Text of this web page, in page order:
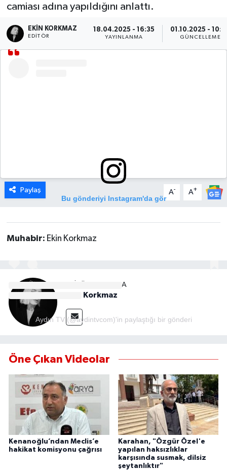
camiası adına yapıldığını anlattı.
EKIN KORKMAZ
EDITÖR
18.04.2025 - 16:35
YAYINLANMA
01.10.2025 -
GÜNCELLEME
Bu gönderiyi Instagram'da gör
Aydın TV (@aydintvcom)'in paylaştığı bir gönderi
Paylaş A- A+
Muhabir: Ekin Korkmaz
EDITÖR HAKKINDA
Ekin Korkmaz
Öne Çıkan Videolar
Kenanoğlu’ndan Meclis’e
hakikat komisyonu çağrısı
Karahan, "Özgür Özel'e
yapılan haksızlıklar
karşısında susmak, dilsiz
şeytanlıktır"
EKOLOJİ VE ÇEVRE
BİLİM VE TEKNOLOJİ
ÖZEL HABER
ŞİRKET HABERLERİ
TEKNOLOJİ
YEREL
AFYON
AFYONKARAHİSAR
AYDIN